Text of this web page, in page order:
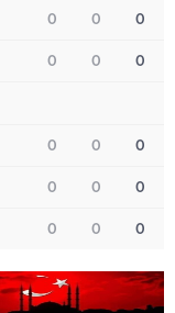
0 0 0
0 0 0
0 0 0
0 0 0
0 0 0